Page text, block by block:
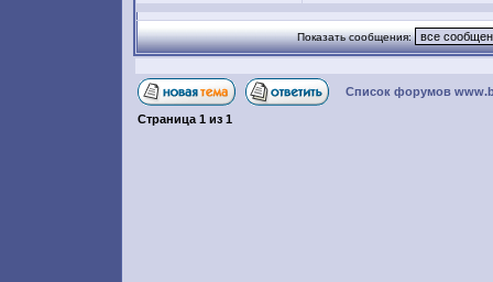
Показать сообщения:
Список форумов
Страница 1 из 1